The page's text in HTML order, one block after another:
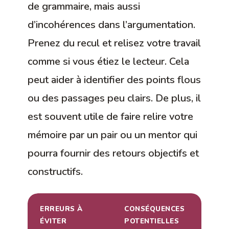
de grammaire, mais aussi
d’incohérences dans l’argumentation.
Prenez du recul et relisez votre travail
comme si vous étiez le lecteur. Cela
peut aider à identifier des points flous
ou des passages peu clairs. De plus, il
est souvent utile de faire relire votre
mémoire par un pair ou un mentor qui
pourra fournir des retours objectifs et
constructifs.
ERREURS À
ÉVITER
CONSÉQUENCES
POTENTIELLES